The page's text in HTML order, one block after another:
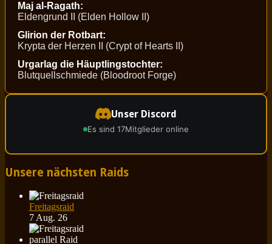
Maj al-Ragath:
Eldengrund II (Elden Hollow II)
Glirion der Rotbart:
Krypta der Herzen II (Crypt of Hearts II)
Urgarlag die Häuptlingstochter:
Blutquellschmiede (Bloodroot Forge)
Unser Discord
Es sind 17Mitglieder online
Unsere nächsten Raids
Freitagsraid
7 Aug. 26